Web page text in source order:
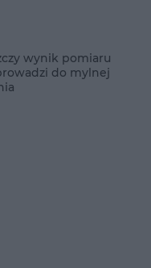
wynik pomiaru
do mylnej